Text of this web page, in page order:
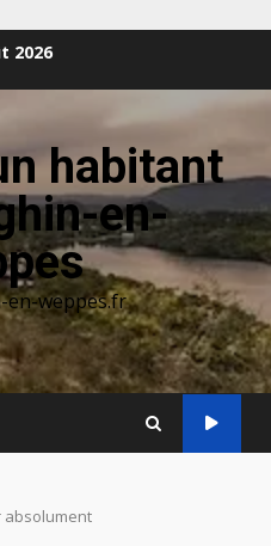
2026
habitant
en-
en-weppes.fr
absolument